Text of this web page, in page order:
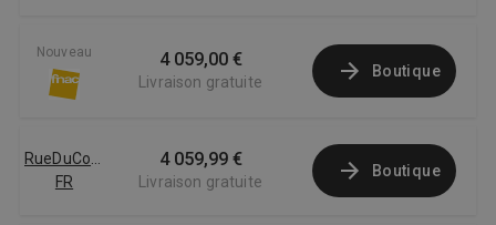
Nouveau 4 059,00 €
Livraison gratuite
Boutique
RueDuCommerce
FR
4 059,99 €
Livraison gratuite
Boutique